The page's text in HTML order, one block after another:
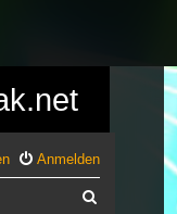
Anmelden